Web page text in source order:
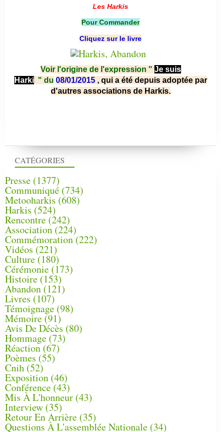
CATÉGORIES
Presse (1377)
Communiqué (734)
Metooharkis (608)
Harkis (524)
Rencontre (242)
Association (224)
Commémoration(222)
Vidéos (221)
Culture(180)
Cérémonie (173)
Histoire (153)
Abandon(121)
Livres (107)
Témoignage (98)
Mémoire (91)
Avis De Décès (80)
Hommage (73)
Réaction(67)
Poèmes (55)
Cnih (52)
Exposition (46)
Conférence(43)
Mis À L'honneur (43)
Interview (35)
Retour En Arrière (35)
Questions À L'assemblée Nationale (34)
Les Harkis
Pour Commander
Cliquez sur le livre
Voir l'origine de l'expression " Je suis
Harki " du 08/01/2015 , qui a été depuis adoptée par
d'autres associations de Harkis.